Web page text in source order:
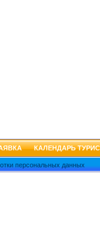
КАЛЕНДАРЬ
персональных данных